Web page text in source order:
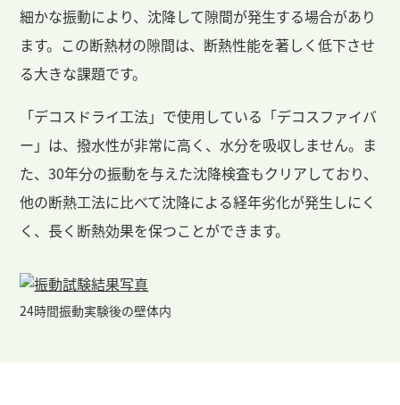
細かな振動により、沈降して隙間が発生する場合があり
ます。この断熱材の隙間は、断熱性能を著しく低下させ
る大きな課題です。
「デコスドライ工法」で使用している「デコスファイバ
ー」は、撥水性が非常に高く、水分を吸収しません。ま
た、30年分の振動を与えた沈降検査もクリアしており、
他の断熱工法に比べて沈降による経年劣化が発生しにく
く、長く断熱効果を保つことができます。
24時間振動実験後の壁体内